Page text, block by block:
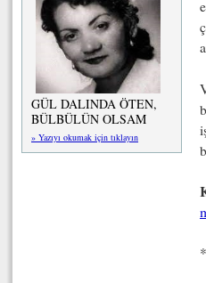
GÜL DALINDA ÖTEN,
BÜLBÜLÜN OLSAM
» Yazıyı okumak için tıklayın